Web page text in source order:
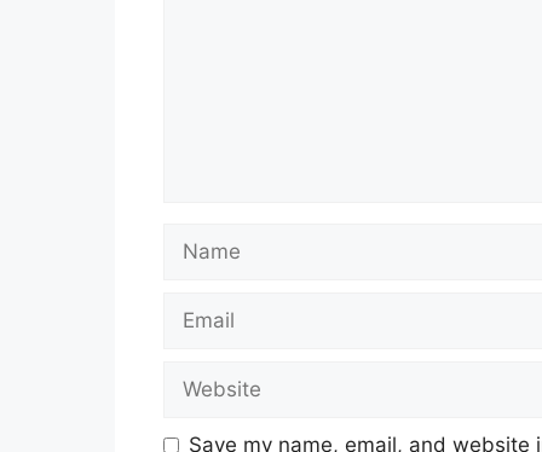
Save my name, email, and